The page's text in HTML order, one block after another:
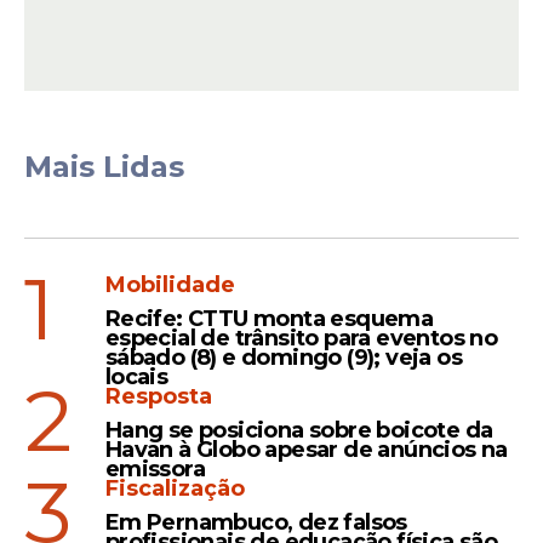
No RIO GRANDE DO SUL, homens são
PRESOS por ABUSO SEXUAL INFANTIL em
abrigos
Homens foram detidos sob suspeita de
abusos sexuais em abrigos localizados na
região metropolitana de Porto Alegre,
Mais Lidas
1
Mobilidade
Recife: CTTU monta esquema
especial de trânsito para eventos no
sábado (8) e domingo (9); veja os
locais
2
Resposta
Hang se posiciona sobre boicote da
Havan à Globo apesar de anúncios na
emissora
3
Fiscalização
Em Pernambuco, dez falsos